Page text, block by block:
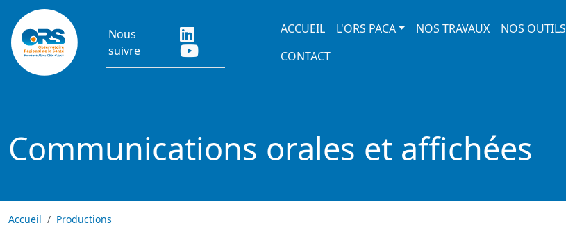
Aller au contenu principal
Nous
suivre
Main navigation
ACCUEIL L'ORS PACA NOS TRAVAUX NOS OUTILS
CONTACT
Communications orales et affichées
Accueil Productions